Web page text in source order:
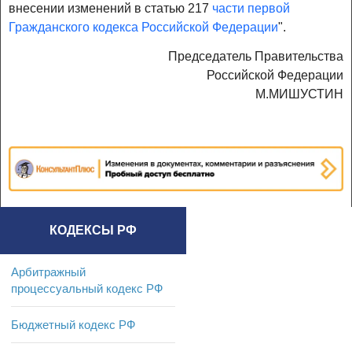
внесении изменений в статью 217 части первой
Гражданского кодекса Российской Федерации".
Председатель Правительства
Российской Федерации
М.МИШУСТИН
КОДЕКСЫ РФ
Арбитражный
процессуальный кодекс РФ
Бюджетный кодекс РФ